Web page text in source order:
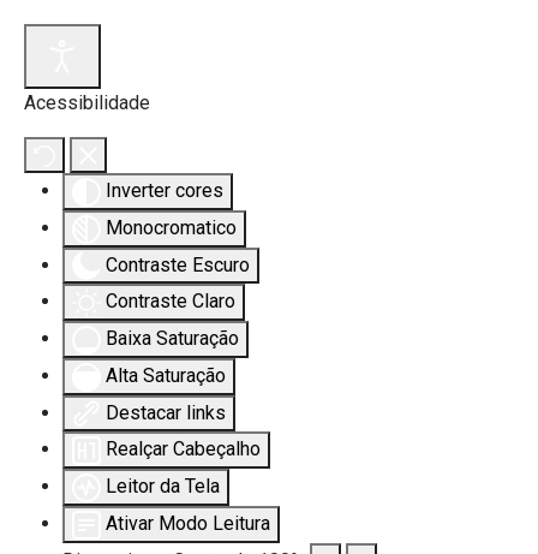
Acessibilidade
Inverter cores
Monocromatico
Contraste Escuro
Contraste Claro
Baixa Saturação
Alta Saturação
Destacar links
Realçar Cabeçalho
Leitor da Tela
Ativar Modo Leitura